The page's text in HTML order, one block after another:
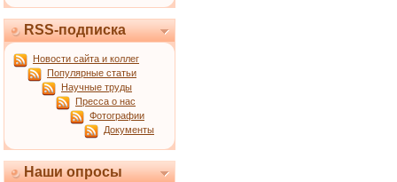
RSS-подписка
Новости сайта и коллег
Популярные статьи
Научные труды
Пресса о нас
Фотографии
Документы
Наши опросы